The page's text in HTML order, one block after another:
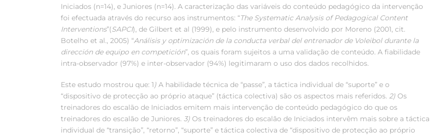
Iniciados (n=14), e Juniores (n=14). A caracterização das variáveis do conteúdo pedagógico da intervenção
foi efectuada através do recurso aos instrumentos: “The Systematic Analysis of Pedagogical Content
Interventions”(SAPCI), de Gilbert et al (1999), e pelo instrumento desenvolvido por Moreno (2001, cit.
Botelho et al., 2005) “Análisis y optimización de la conducta verbal del entrenador de Voleibol durante la
dirección de equipo en competición”, os quais foram sujeitos a uma validação de conteúdo. A fiabilidade
intra-observador (97%) e inter-observador (94%) legitimaram o uso dos dados recolhidos.
Este estudo mostrou que: 1) A habilidade técnica de “passe”, a táctica individual de “suporte” e o
“dispositivo de protecção ao próprio ataque” (táctica colectiva) são os aspectos mais referidos. 2) Os
treinadores do escalão de Iniciados emitem mais intervenção de conteúdo pedagógico do que os
treinadores do escalão de Juniores. 3) Os treinadores do escalão de Iniciados intervêm mais sobre a táctica
individual de “transição”, “retorno”, “suporte” e táctica colectiva de “dispositivo de protecção ao próprio